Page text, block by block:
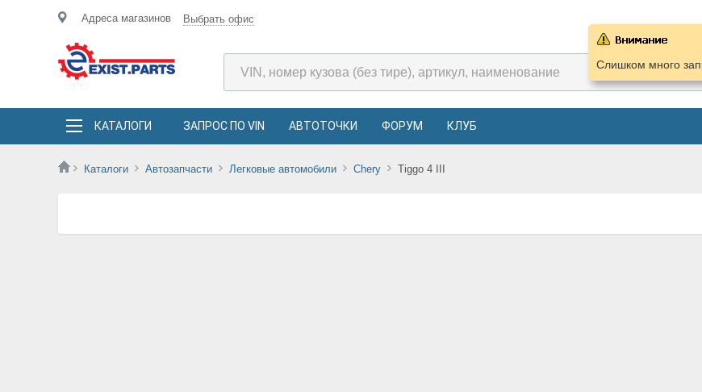
Адреса магазинов Выбрать офис
КАТАЛОГИ ЗАПРОС ПО VIN АВТОТОЧКИ ФОРУМ КЛУБ
Каталоги Автозапчасти Легковые автомобили Chery Tiggo 4 III
Слишком много